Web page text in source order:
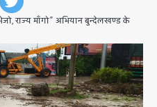
राज्य माँगो” अभियान बुन्देलखण्ड के